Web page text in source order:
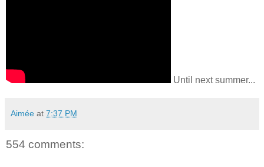
Until next summer...
Aimée at 7:37 PM
554 comments: